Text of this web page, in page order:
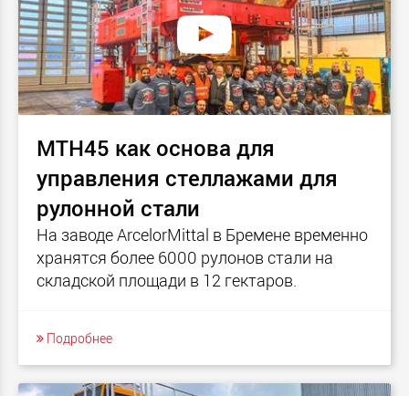
MTH45 как основа для
управления стеллажами для
рулонной стали
На заводе ArcelorMittal в Бремене временно
хранятся более 6000 рулонов стали на
складской площади в 12 гектаров.
Подробнее